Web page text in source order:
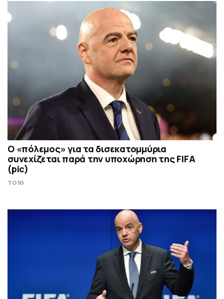
Ο «πόλεμος» για τα δισεκατομμύρια
συνεχίζεται παρά την υποχώρηση της FIFA
(pic)
TO10